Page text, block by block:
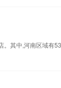
其中,河南区域有